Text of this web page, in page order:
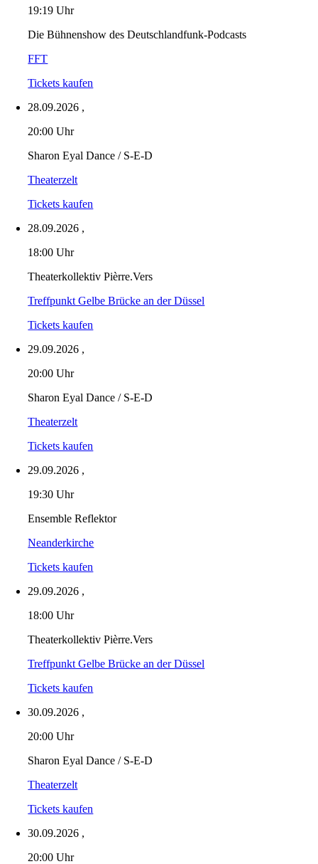
19:19 Uhr
Die Bühnenshow des Deutschlandfunk-Podcasts
FFT
Tickets kaufen
28.09.2026 ,
20:00 Uhr
Sharon Eyal Dance / S-E-D
Theaterzelt
Tickets kaufen
28.09.2026 ,
18:00 Uhr
Theaterkollektiv Pièrre.Vers
Treffpunkt Gelbe Brücke an der Düssel
Tickets kaufen
29.09.2026 ,
20:00 Uhr
Sharon Eyal Dance / S-E-D
Theaterzelt
Tickets kaufen
29.09.2026 ,
19:30 Uhr
Ensemble Reflektor
Neanderkirche
Tickets kaufen
29.09.2026 ,
18:00 Uhr
Theaterkollektiv Pièrre.Vers
Treffpunkt Gelbe Brücke an der Düssel
Tickets kaufen
30.09.2026 ,
20:00 Uhr
Sharon Eyal Dance / S-E-D
Theaterzelt
Tickets kaufen
30.09.2026 ,
20:00 Uhr